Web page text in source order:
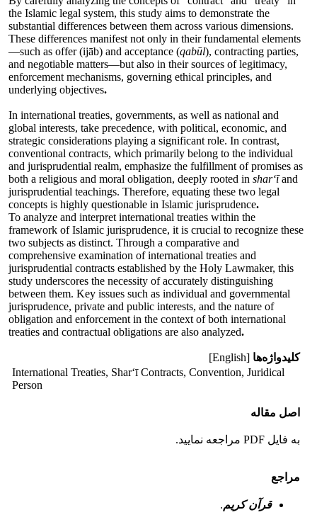
the Islamic legal system, this study aims to demonstrate the
substantial differences between them across various dimensions.
These differences manifest not only in their fundamental elements
—such as offer (ijāb) and acceptance (qabūl), contracting parties,
and negotiable matters—but also in their sources of legitimacy,
enforcement mechanisms, governing ethical principles, and
underlying objectives.
In international treaties, governments, as well as national and
global interests, take precedence, with political, economic, and
strategic considerations playing a significant role. In contrast,
conventional contracts, which primarily belong to the individual
and jurisprudential realm, emphasize the fulfillment of promises as
both a religious and moral obligation, deeply rooted in sharʻīand
jurisprudential teachings. Therefore, equating these two legal
concepts is highly questionable in Islamic jurisprudence.
To analyze and interpret international treaties within the
framework of Islamic jurisprudence, it is crucial to recognize these
two subjects as distinct. Through a comparative and
comprehensive examination of international treaties and
jurisprudential contracts established by the Holy Lawmaker, this
study underscores the necessity of accurately distinguishing
between them. Key issues such as individual and governmental
jurisprudence, private and public interests, and the nature of
obligation and enforcement in the context of both international
treaties and contractual obligations are also analyzed.
کلیدواژه‌ها [English]
International Treaties, Sharʻī Contracts, Convention, Juridical
Person
اصل مقاله
به فایل PDF مراجعه نمایید.
مراجع
قرآن کریم.